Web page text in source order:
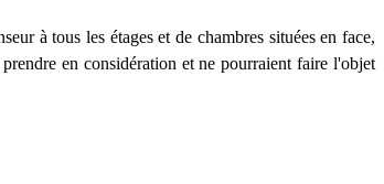
à tous les étages et de chambres situées en face,
en considération et ne pourraient faire l'objet